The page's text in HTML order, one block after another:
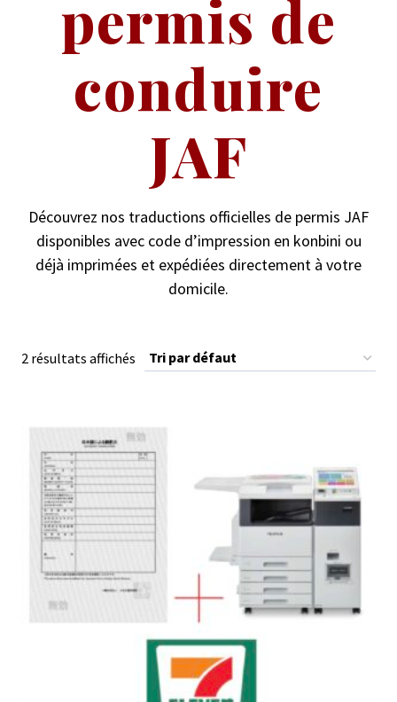
permis de
conduire
JAF
Découvrez nos traductions officielles de permis JAF
disponibles avec code d’impression en konbini ou
déjà imprimées et expédiées directement à votre
domicile.
2 résultats affichés